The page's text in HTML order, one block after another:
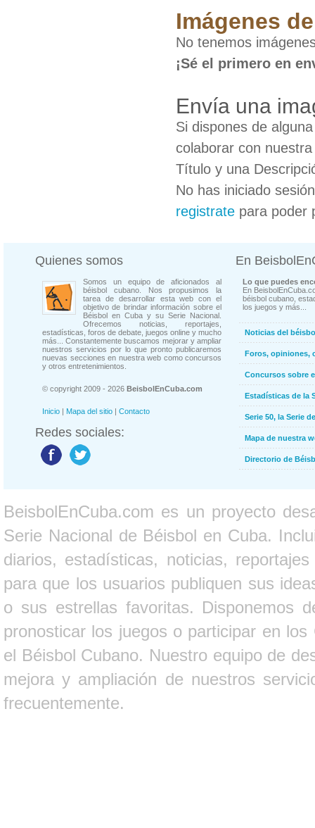
Imágenes
No tenemos
¡Sé el primero en
Envía una
Si dispones de
colaborar con
Título y una
No has iniciado
registrate para poder
Quienes somos
Somos un equipo de aficionados al
béisbol cubano. Nos propusimos la
tarea de desarrollar esta web con el
objetivo de brindar información sobre el
Béisbol en Cuba y su Serie Nacional.
Ofrecemos noticias, reportajes,
estadísticas, foros de debate, juegos online y mucho
más... Constantemente buscamos mejorar y ampliar
nuestros servicios por lo que pronto publicaremos
nuevas secciones en nuestra web como concursos
y otros entretenimientos.
© copyright 2009 - 2026 BeisbolEnCuba.com
Inicio | Mapa del sitio | Contacto
Redes sociales:
En
Lo que puedes
En
béisbol cubano,
los juegos y más...
Noticias del
Foros, opiniones,
Concursos sobre
Estadísticas de la
Serie 50, la Serie
Mapa de nuestra
Directorio de
BeisbolEnCuba.com es un proyecto
Serie Nacional de Béisbol en Cuba.
diarios, estadísticas, noticias,
para que los usuarios publiquen sus
o sus estrellas favoritas. Disponemos
pronosticar los juegos o participar en
el Béisbol Cubano. Nuestro equipo de
mejora y ampliación de nuestros
frecuentemente.